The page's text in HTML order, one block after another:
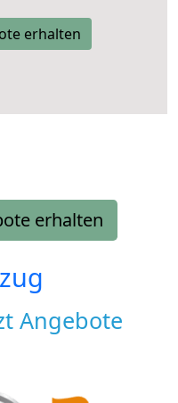
erhalten
erhalten
Angebote